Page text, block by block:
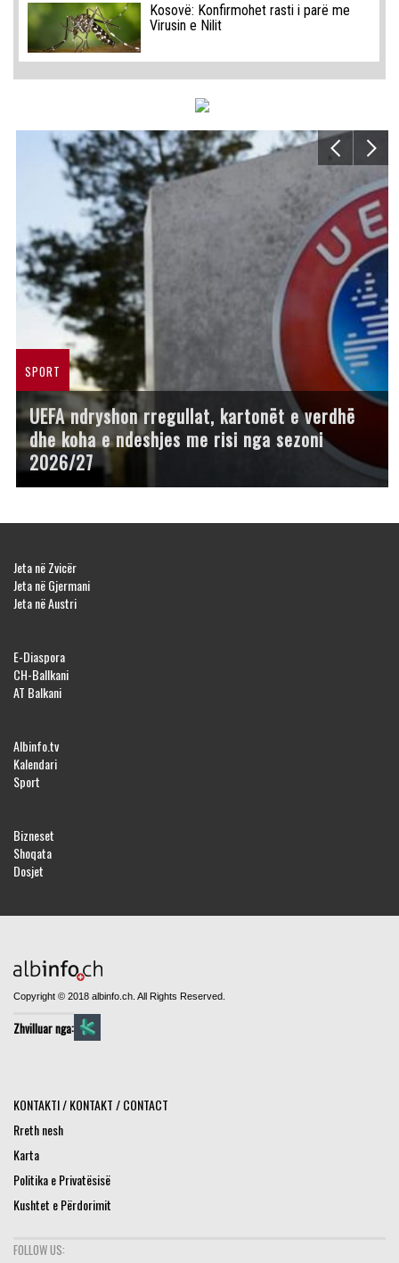
Kosovë: Konfirmohet rasti i parë me
Virusin e Nilit
SPORT
UEFA ndryshon rregullat, kartonët e verdhë
dhe koha e ndeshjes me risi nga sezoni
2026/27
Jeta në Zvicër
Jeta në Gjermani
Jeta në Austri
E-Diaspora
CH-Ballkani
AT Balkani
Albinfo.tv
Kalendari
Sport
Bizneset
Shoqata
Dosjet
Copyright © 2018 albinfo.ch. All Rights Reserved.
Zhvilluar nga:
KONTAKTI / KONTAKT / CONTACT
Rreth nesh
Karta
Politika e Privatësisë
Kushtet e Përdorimit
FOLLOW US: